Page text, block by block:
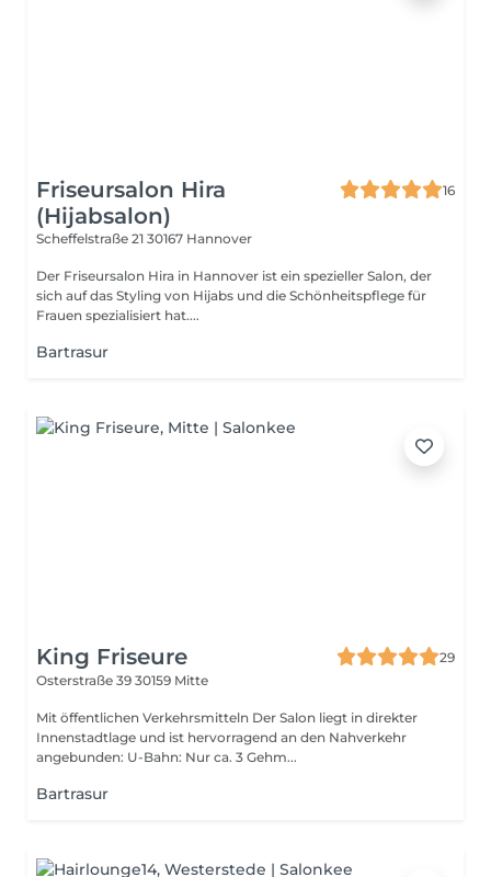
Friseursalon Hira
(Hijabsalon)
16
Scheffelstraße 21 30167 Hannover
Der Friseursalon Hira in Hannover ist ein spezieller Salon, der
sich auf das Styling von Hijabs und die Schönheitspflege für
Frauen spezialisiert hat....
Bartrasur
King Friseure
29
Osterstraße 39 30159 Mitte
Mit öffentlichen Verkehrsmitteln Der Salon liegt in direkter
Innenstadtlage und ist hervorragend an den Nahverkehr
angebunden: U-Bahn: Nur ca. 3 Gehm...
Bartrasur